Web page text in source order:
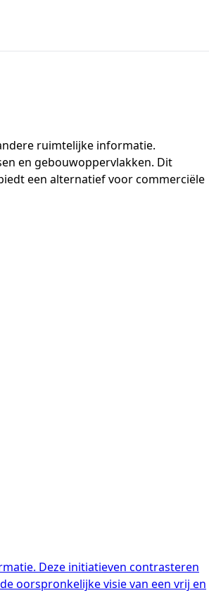
ruimtelijke informatie.
en gebouwoppervlakken. Dit
een alternatief voor commerciële
Deze initiatieven contrasteren
oorspronkelijke visie van een vrij en